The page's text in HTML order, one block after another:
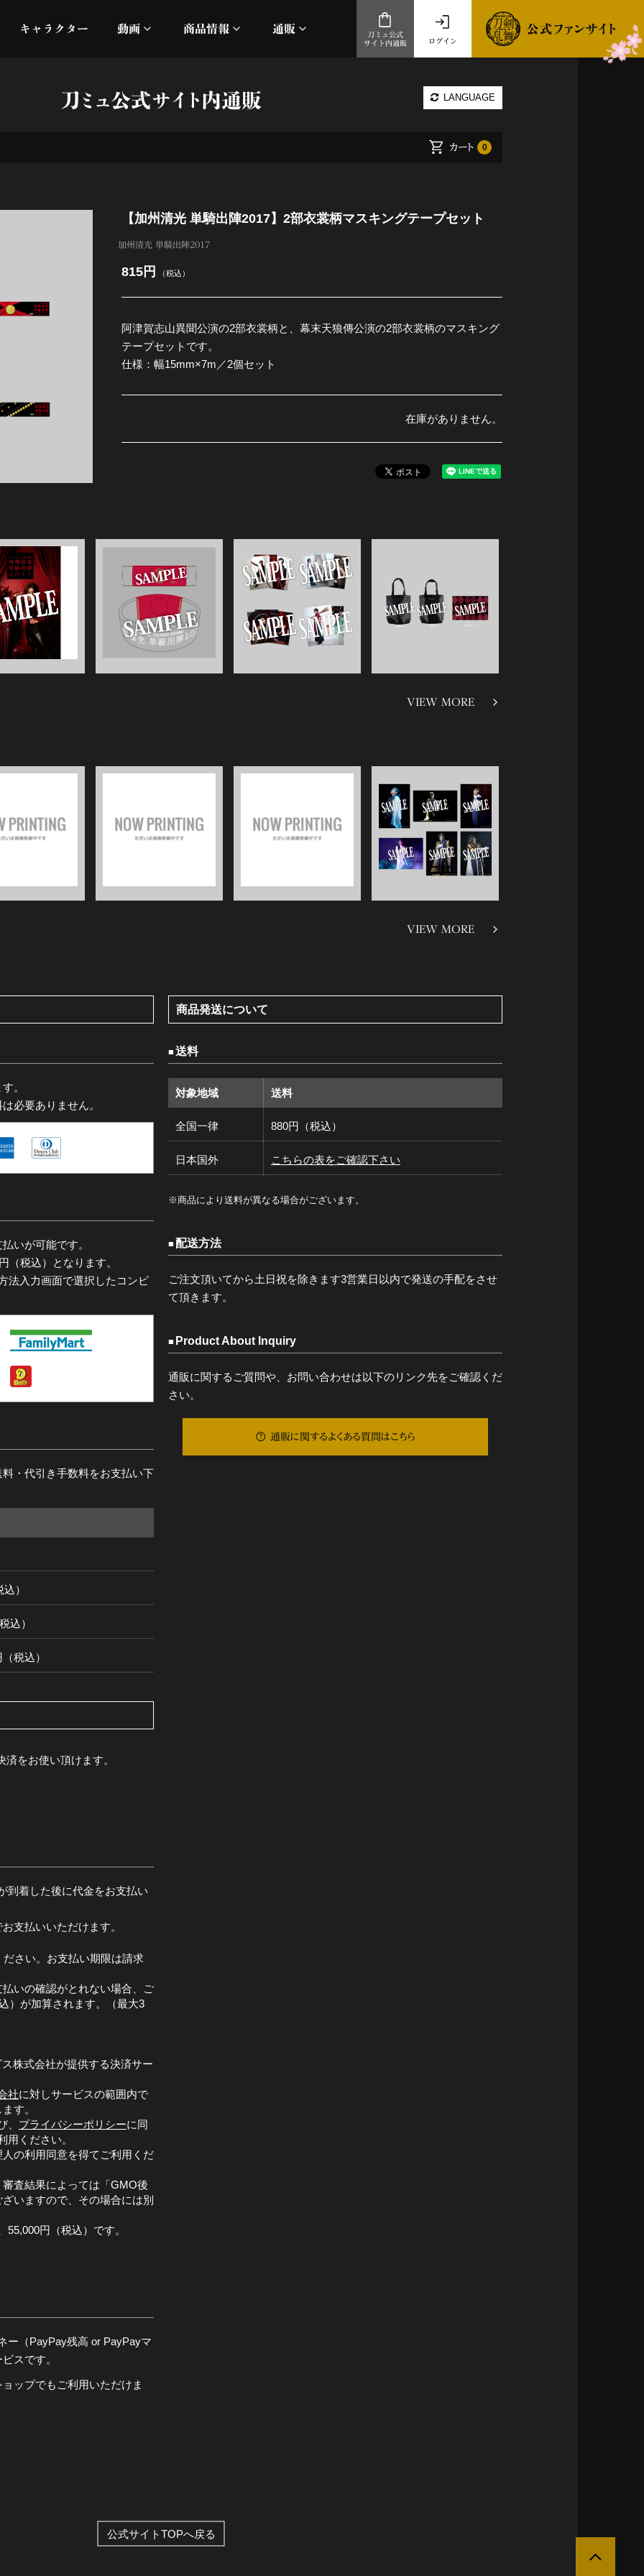
キャラクター 動画
オフィシャルムービー
商品情報
加州清光 単騎出陣 極
静かなる夜半の寝ざめ
全公演グッズ
通販
ログイン
刀ミュ公式
サイト内通販
刀ミュ公式サイト内通販 LANGUAGE
カート 0
【加州清光 単騎出陣2017】2部衣裳柄マスキングテープセット
加州清光 単騎出陣2017
815円 （税込）
阿津賀志山異聞公演の2部衣裳柄と、幕末天狼傳公演の2部衣裳柄のマスキング
テープセットです。
仕様：幅15mm×7m／2個セット
在庫がありません。
VIEW MORE
VIEW MORE
。
必要ありません。
いが可能です。
（税込）となります。
法入力画面で選択したコンビ
・代引き手数料をお支払い下
）
込）
税込）
をお使い頂けます。
到着した後に代金をお支払い
支払いいただけます。
さい。お支払い期限は請求
いの確認がとれない場合、ご
）が加算されます。（最大3
株式会社が提供する決済サー
社に対しサービスの範囲内で
す。
、 プライバシーポリシーに同
ください。
の利用同意を得てご利用くだ
査結果によっては「GMO後
いますので、その場合には別
円（税込）です。
ー（PayPay残高 or PayPayマ
スです。
ップでもご利用いただけま
商品発送について
送料
対象地域 送料
全国一律 880円（税込）
日本国外 こちらの表をご確認下さい
※商品により送料が異なる場合がございます。
配送方法
ご注文頂いてから土日祝を除きます3営業日以内で発送の手配をさせ
て頂きます。
Product About Inquiry
通販に関するご質問や、お問い合わせは以下のリンク先をご確認くだ
さい。
通販に関するよくある質問はこちら
公式サイトTOPへ戻る